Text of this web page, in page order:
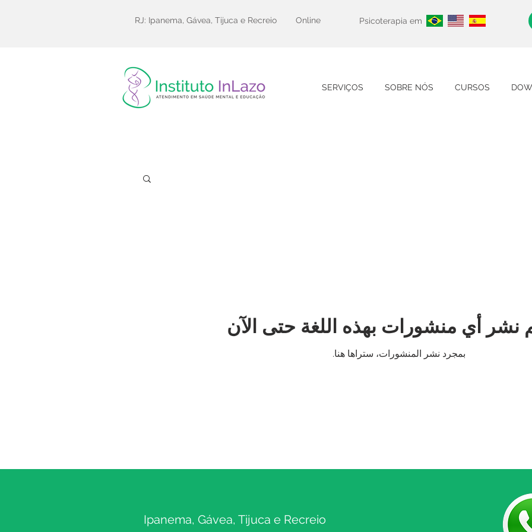
RJ: Ipanema, Gávea, Tijuca e Recreio Online Psicoterapia em
SERVIÇOS SOBRE NÓS CURSOS
نشر أي منشورات بهذه اللغة حتى الآن
بمجرد نشر المنشورات، ستراها هنا.
Ipanema, Gávea, Tijuca e Recreio